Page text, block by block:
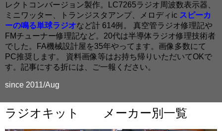
レクトコンバージョン製作。LC7265ラジオ周波数表示器、
ミニワッター、トランジスタアンプ、メロディic スピーカ
ーの鳴る単球ラジオなど計 614例。 真空管ラジオ修理記や
FMチューナー修理記など。20代は半導体ラジオ修理技術者
でした。FA機械設計屋を35年やってます。画像多数にて
PC推奨します。 資料画像等はお持ち帰りいただいてOKで
す。記事にする折には、ご一報ください。
since 2011/Aug
ラジオキット メーカー別一覧